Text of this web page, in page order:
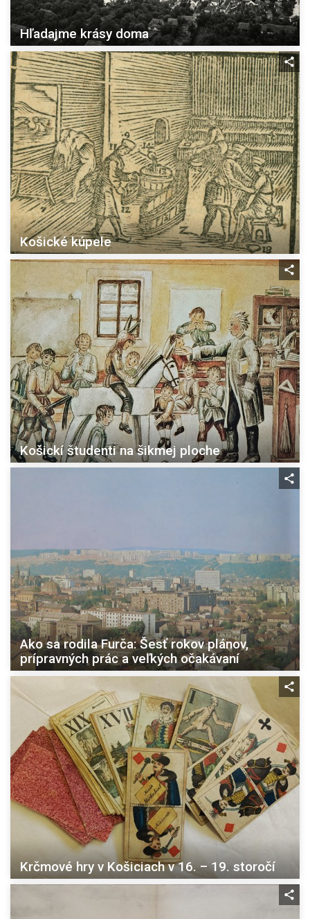
Hľadajme krásy doma
Košické kúpele
Košickí študenti na šikmej ploche
Ako sa rodila Furča: Šesť rokov plánov,
prípravných prác a veľkých očakávaní
Krčmové hry v Košiciach v 16. – 19. storočí